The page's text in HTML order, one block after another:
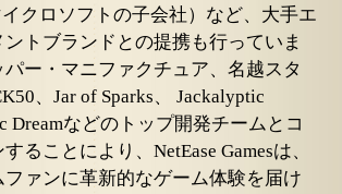
クロソフトの子会社）など、大手エ
トブランドとの提携も行っていま
ー・マニファクチュア、名越スタ
、Jar of Sparks、 Jackalyptic
Dreamなどのトップ開発チームとコ
ることにより、NetEase Gamesは、
ァンに革新的なゲーム体験を届け